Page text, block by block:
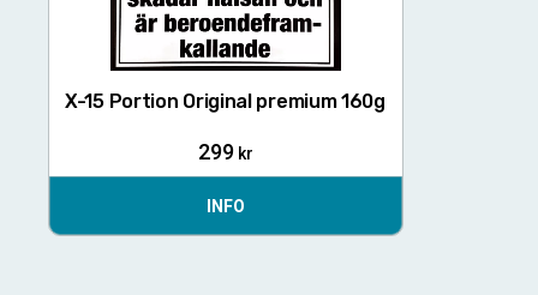
X-15 Portion Original premium 160g
299 kr
INFO